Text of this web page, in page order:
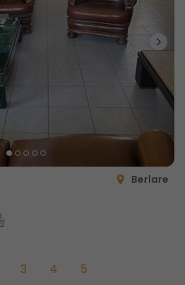
Berlare
3 4 5